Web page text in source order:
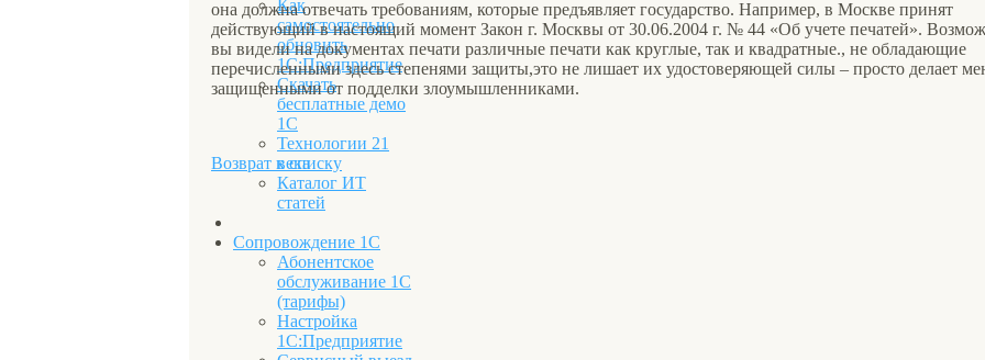
Как
самостоятельно
обновить
1С:Предприятие
Скачать
бесплатные демо
1С
Технологии 21
века
Каталог ИТ
статей
Сопровождение 1С
Абонентское
обслуживание 1С
(тарифы)
Настройка
1С:Предприятие
она должна отвечать требованиям, которые предъявляет государство. Например, в Москве принят
действующий в настоящий момент Закон г. Москвы от 30.06.2004 г. № 44 «Об учете печатей».
вы видели на документах печати различные печати как круглые, так и квадратные., не обладающие
перечисленными здесь степенями защиты,это не лишает их удостоверяющей силы – просто делает
защищенными от подделки злоумышленниками.
Возврат к списку